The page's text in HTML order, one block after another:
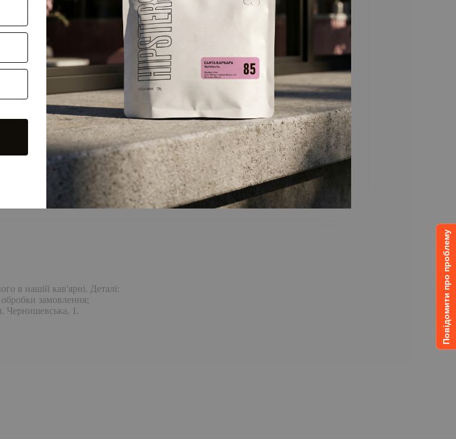
Повідомити про проблему
кабінетом, щоб отримувати знижки та відстежувати історію замовлень!
в нашій кав'ярні. Деталі:
замовлення;
Чернишевська, 1.